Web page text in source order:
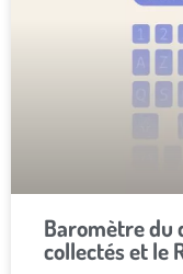
Baromètre du
collectés et le